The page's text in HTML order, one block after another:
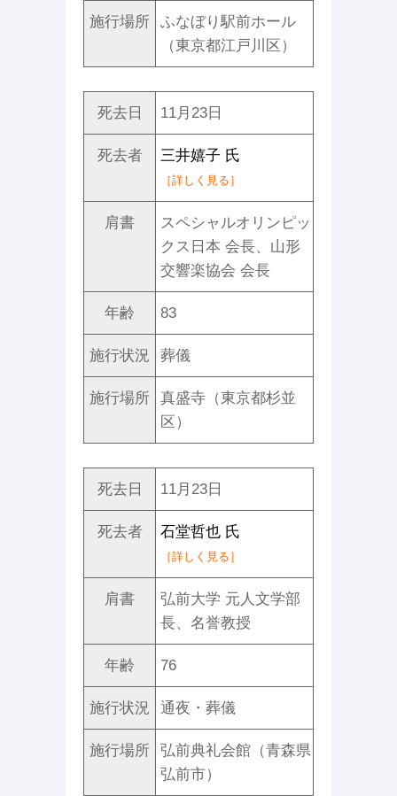
施行場所
ふなぼり駅前ホール
（東京都江戸川区）
死去日 11月23日
死去者 三井嬉子 氏
［詳しく見る］
肩書
スペシャルオリンピッ
クス日本 会長、山形
交響楽協会 会長
年齢 83
施行状況 葬儀
施行場所
真盛寺（東京都杉並
区）
死去日 11月23日
死去者 石堂哲也 氏
［詳しく見る］
肩書
弘前大学 元人文学部
長、名誉教授
年齢 76
施行状況 通夜・葬儀
施行場所
弘前典礼会館（青森県
弘前市）